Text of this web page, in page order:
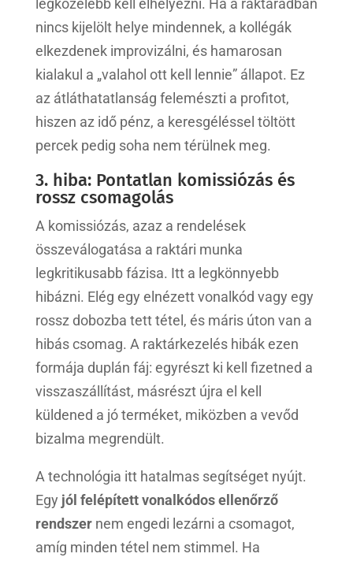
legközelebb kell elhelyezni. Ha a raktáradban
nincs kijelölt helye mindennek, a kollégák
elkezdenek improvizálni, és hamarosan
kialakul a „valahol ott kell lennie” állapot. Ez
az átláthatatlanság felemészti a profitot,
hiszen az idő pénz, a keresgéléssel töltött
percek pedig soha nem térülnek meg.
3. hiba: Pontatlan komissiózás és
rossz csomagolás
A komissiózás, azaz a rendelések
összeválogatása a raktári munka
legkritikusabb fázisa. Itt a legkönnyebb
hibázni. Elég egy elnézett vonalkód vagy egy
rossz dobozba tett tétel, és máris úton van a
hibás csomag. A raktárkezelés hibák ezen
formája duplán fáj: egyrészt ki kell fizetned a
visszaszállítást, másrészt újra el kell
küldened a jó terméket, miközben a vevőd
bizalma megrendült.
A technológia itt hatalmas segítséget nyújt.
Egy jól felépített vonalkódos ellenőrző
rendszer nem engedi lezárni a csomagot,
amíg minden tétel nem stimmel. Ha